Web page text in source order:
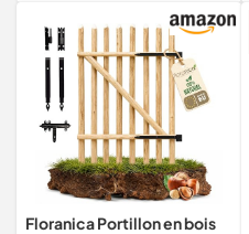
Floranica Portillon en bois